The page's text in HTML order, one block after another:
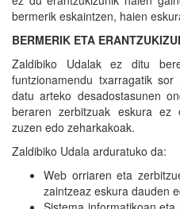
bermerik eskaintzen, haien
BERMERIK ETA
Zaldibiko Udalak ez ditu
funtzionamendu txarragatik
datu arteko desadostasunen
beraren zerbitzuak eskura ez
zuzen edo zeharkakoak.
Zaldibiko Udala arduratuko da:
Web orriaren eta
zaintzeaz eskura dauden